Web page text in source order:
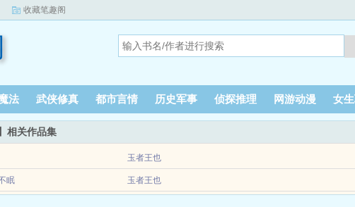
收藏笔趣阁
法 武侠修真 都市言情 历史军事 侦探推理 网游动漫 女
相关作品集
玉者王也
人，她们都曾散青丝与我缠绵，也曾在我的各个年龄段给予我各种各样的帮助，但，最让我
眠 玉者王也